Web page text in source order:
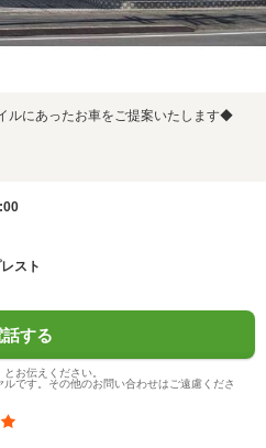
ルにあったお車をご提案いたします◆
スト
話する
お伝えください。
です。その他のお問い合わせはご遠慮くださ